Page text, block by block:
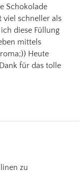
Schokolade
viel schneller als
diese Füllung
mittels
Heute
für das tolle
zu